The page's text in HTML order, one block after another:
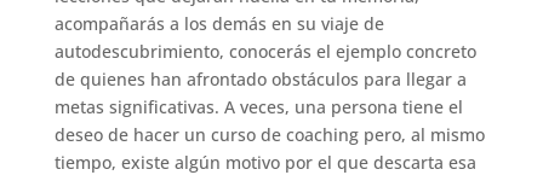
acompañarás a los demás en su viaje de
autodescubrimiento, conocerás el ejemplo concreto
de quienes han afrontado obstáculos para llegar a
metas significativas. A veces, una persona tiene el
deseo de hacer un curso de coaching pero, al mismo
tiempo, existe algún motivo por el que descarta esa